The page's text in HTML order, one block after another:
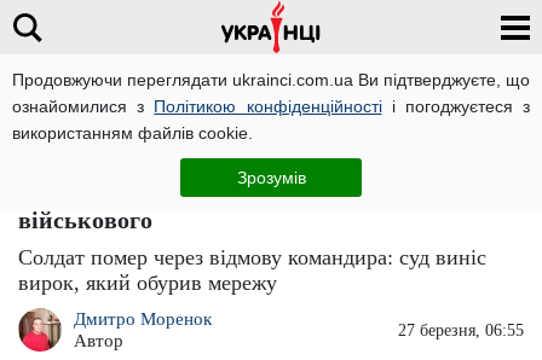
Продовжуючи переглядати ukrainci.com.ua Ви підтверджуєте, що
ознайомилися з Політикою конфіденційностіі погоджуєтеся з
використанням файлів cookie.
Зрозумів
Новини
За смерть солдата командир заплатить
штраф 17 тисяч: стільки оцінили життя
військового
Солдат помер через відмову командира: суд виніс
вирок, який обурив мережу
Дмитро Моренок
Автор
27 березня, 06:55